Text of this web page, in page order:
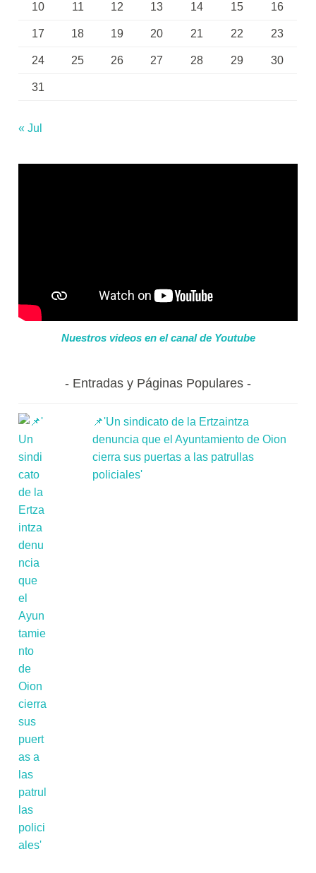
10 11 12 13 14 15 16
17 18 19 20 21 22 23
24 25 26 27 28 29 30
31
« Jul
Nuestros videos en el canal de Youtube
Entradas y Páginas Populares
📌'Un sindicato de la Ertzaintza
denuncia que el Ayuntamiento de Oion
cierra sus puertas a las patrullas
policiales'